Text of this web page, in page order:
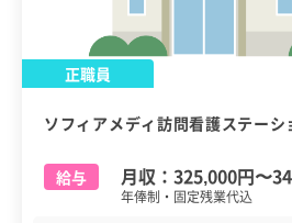
正職員
ソフィアメディ訪問看護ステーシ
給与 月収： 325,000円〜
年俸制・固定残業代込